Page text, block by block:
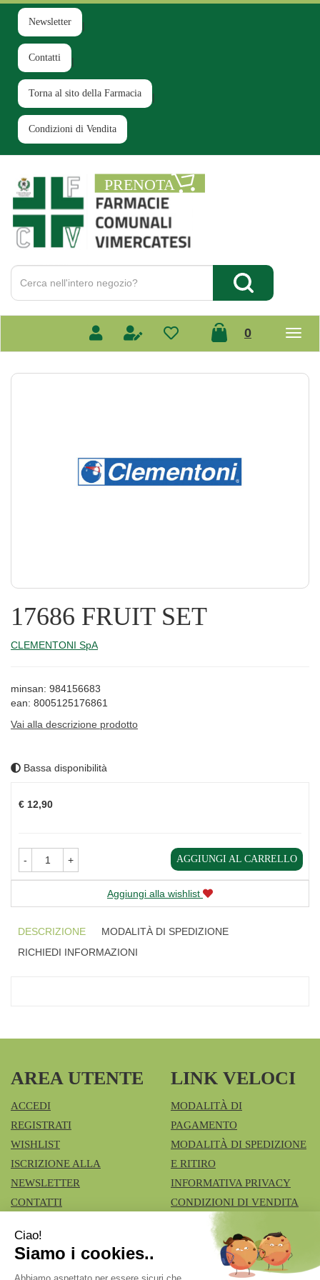
Passa
contenuto
principale
Newsletter
Contatti
Torna al sito della Farmacia
Condizioni di Vendita
Farmacia
Comunale
Cerca
Prodotto
Cerca Prodotto
0prodotti
17686 FRUIT SET
CLEMENTONI SpA
minsan: 984156683
ean: 8005125176861
Vai alla descrizione prodotto
Bassa disponibilità
€ 12,90
- + AGGIUNGI AL CARRELLO
Aggiungi alla wishlist
DESCRIZIONE
MODALITÀ DI SPEDIZIONE
RICHIEDI INFORMAZIONI
AREA UTENTE
ACCEDI
REGISTRATI
WISHLIST
ISCRIZIONE ALLA
NEWSLETTER
CONTATTI
LINK VELOCI
MODALITÀ DI
PAGAMENTO
MODALITÀ DI SPEDIZIONE
E RITIRO
INFORMATIVA PRIVACY
CONDIZIONI DI VENDITA
COOKIE POLICY